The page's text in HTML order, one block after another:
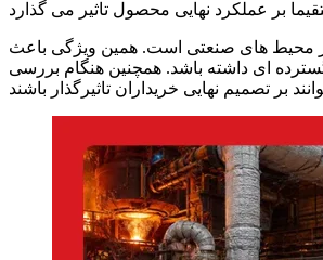
از محیط های صنعتی است. همین ویژگی باعث
ای داشته باشد. همچنین هنگام بررسی